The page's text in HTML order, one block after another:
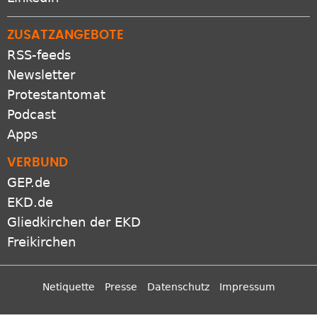
RSS-feeds
Newsletter
Protestantomat
Podcast
Apps
GEP.de
EKD.de
Gliedkirchen der EKD
Freikirchen